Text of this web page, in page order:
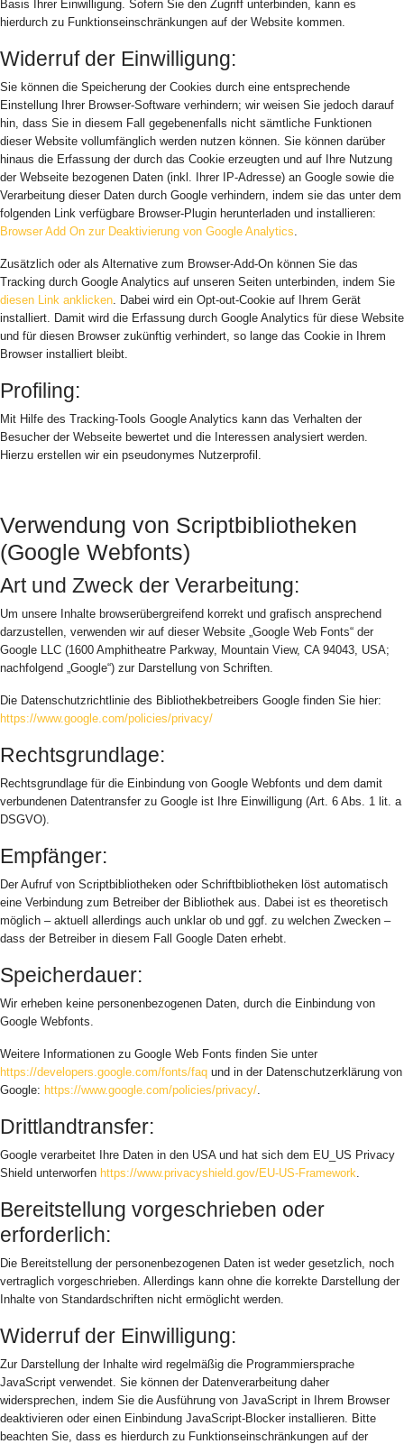
Basis Ihrer Einwilligung. Sofern Sie den Zugriff unterbinden, kann es
hierdurch zu Funktionseinschränkungen auf der Website kommen.
Widerruf der Einwilligung:
Sie können die Speicherung der Cookies durch eine entsprechende
Einstellung Ihrer Browser-Software verhindern; wir weisen Sie jedoch darauf
hin, dass Sie in diesem Fall gegebenenfalls nicht sämtliche Funktionen
dieser Website vollumfänglich werden nutzen können. Sie können darüber
hinaus die Erfassung der durch das Cookie erzeugten und auf Ihre Nutzung
der Webseite bezogenen Daten (inkl. Ihrer IP-Adresse) an Google sowie die
Verarbeitung dieser Daten durch Google verhindern, indem sie das unter dem
folgenden Link verfügbare Browser-Plugin herunterladen und installieren:
Browser Add On zur Deaktivierung von Google Analytics.
Zusätzlich oder als Alternative zum Browser-Add-On können Sie das
Tracking durch Google Analytics auf unseren Seiten unterbinden, indem Sie
diesen Link anklicken. Dabei wird ein Opt-out-Cookie auf Ihrem Gerät
installiert. Damit wird die Erfassung durch Google Analytics für diese Website
und für diesen Browser zukünftig verhindert, so lange das Cookie in Ihrem
Browser installiert bleibt.
Profiling:
Mit Hilfe des Tracking-Tools Google Analytics kann das Verhalten der
Besucher der Webseite bewertet und die Interessen analysiert werden.
Hierzu erstellen wir ein pseudonymes Nutzerprofil.
Verwendung von Scriptbibliotheken
(Google Webfonts)
Art und Zweck der Verarbeitung:
Um unsere Inhalte browserübergreifend korrekt und grafisch ansprechend
darzustellen, verwenden wir auf dieser Website „Google Web Fonts“ der
Google LLC (1600 Amphitheatre Parkway, Mountain View, CA 94043, USA;
nachfolgend „Google“) zur Darstellung von Schriften.
Die Datenschutzrichtlinie des Bibliothekbetreibers Google finden Sie hier:
https://www.google.com/policies/privacy/
Rechtsgrundlage:
Rechtsgrundlage für die Einbindung von Google Webfonts und dem damit
verbundenen Datentransfer zu Google ist Ihre Einwilligung (Art. 6 Abs. 1 lit. a
DSGVO).
Empfänger:
Der Aufruf von Scriptbibliotheken oder Schriftbibliotheken löst automatisch
eine Verbindung zum Betreiber der Bibliothek aus. Dabei ist es theoretisch
möglich – aktuell allerdings auch unklar ob und ggf. zu welchen Zwecken –
dass der Betreiber in diesem Fall Google Daten erhebt.
Speicherdauer:
Wir erheben keine personenbezogenen Daten, durch die Einbindung von
Google Webfonts.
Weitere Informationen zu Google Web Fonts finden Sie unter
https://developers.google.com/fonts/faq und in der Datenschutzerklärung von
Google: https://www.google.com/policies/privacy/.
Drittlandtransfer:
Google verarbeitet Ihre Daten in den USA und hat sich dem EU_US Privacy
Shield unterworfen https://www.privacyshield.gov/EU-US-Framework.
Bereitstellung vorgeschrieben oder
erforderlich:
Die Bereitstellung der personenbezogenen Daten ist weder gesetzlich, noch
vertraglich vorgeschrieben. Allerdings kann ohne die korrekte Darstellung der
Inhalte von Standardschriften nicht ermöglicht werden.
Widerruf der Einwilligung:
Zur Darstellung der Inhalte wird regelmäßig die Programmiersprache
JavaScript verwendet. Sie können der Datenverarbeitung daher
widersprechen, indem Sie die Ausführung von JavaScript in Ihrem Browser
deaktivieren oder einen Einbindung JavaScript-Blocker installieren. Bitte
beachten Sie, dass es hierdurch zu Funktionseinschränkungen auf der